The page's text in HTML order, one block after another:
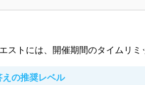
ストには、開催期間のタイムリミ
の推奨レベル